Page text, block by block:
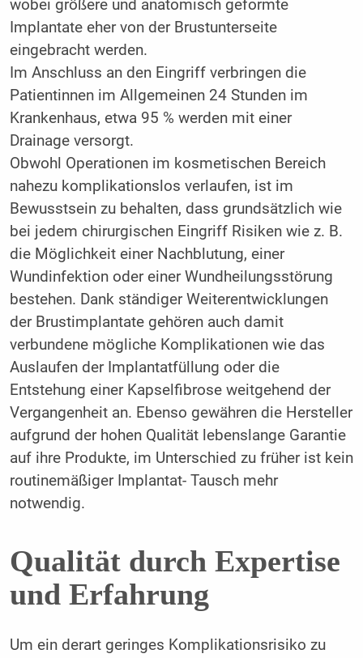
wobei größere und anatomisch geformte
Implantate eher von der Brustunterseite
eingebracht werden.
Im Anschluss an den Eingriff verbringen die
Patientinnen im Allgemeinen 24 Stunden im
Krankenhaus, etwa 95 % werden mit einer
Drainage versorgt.
Obwohl Operationen im kosmetischen Bereich
nahezu komplikationslos verlaufen, ist im
Bewusstsein zu behalten, dass grundsätzlich wie
bei jedem chirurgischen Eingriff Risiken wie z. B.
die Möglichkeit einer Nachblutung, einer
Wundinfektion oder einer Wundheilungsstörung
bestehen. Dank ständiger Weiterentwicklungen
der Brustimplantate gehören auch damit
verbundene mögliche Komplikationen wie das
Auslaufen der Implantatfüllung oder die
Entstehung einer Kapselfibrose weitgehend der
Vergangenheit an. Ebenso gewähren die Hersteller
aufgrund der hohen Qualität lebenslange Garantie
auf ihre Produkte, im Unterschied zu früher ist kein
routinemäßiger Implantat- Tausch mehr
notwendig.
Qualität durch Expertise
und Erfahrung
Um ein derart geringes Komplikationsrisiko zu